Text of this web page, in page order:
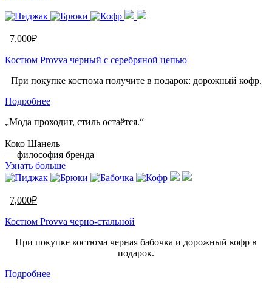
7,000₽
Костюм Provva черный c серебряной цепью
При покупке костюма получите в подарок: дорожный кофр.
Подробнее
„Мода проходит, стиль остаётся.“
Коко Шанель
— философия бренда
Узнать больше
7,000₽
Костюм Provva черно-стальной
При покупке костюма черная бабочка и дорожный кофр в
подарок.
Подробнее